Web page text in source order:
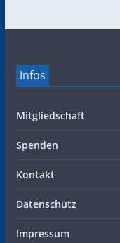
Infos
Mitgliedschaft
Spenden
Kontakt
Datenschutz
Impressum